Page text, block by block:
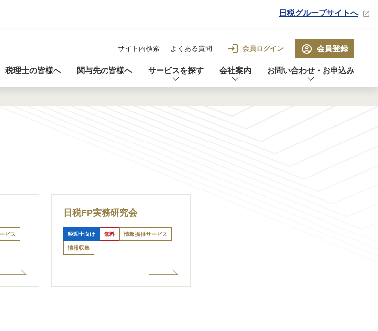
日税グループサイトへ
サイト内検索 よくある質問 会員ログイン 会員登録
税理士の皆様へ 関与先の皆様へ サービスを探す 会社案内 お問い合わせ・お申込み
ビス
日税FP実務研究会
税理士向け 無料 情報提供サービス
情報収集